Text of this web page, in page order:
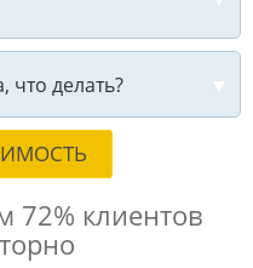
что делать?
72% клиентов